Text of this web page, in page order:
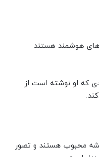
هوشمند هستند
که او نوشته است از
محبوب هستند و تصور